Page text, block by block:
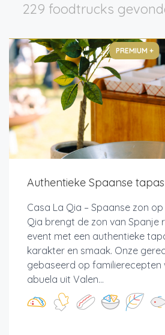
229 foodtrucks
PREMIUM +
Authentieke Spaanse
Casa La Qia – Spaanse zon
Qia brengt de zon van Spanje
event met een authentieke
karakter en smaak. Onze
gebaseerd op familierecepten
abuela uit Valen...